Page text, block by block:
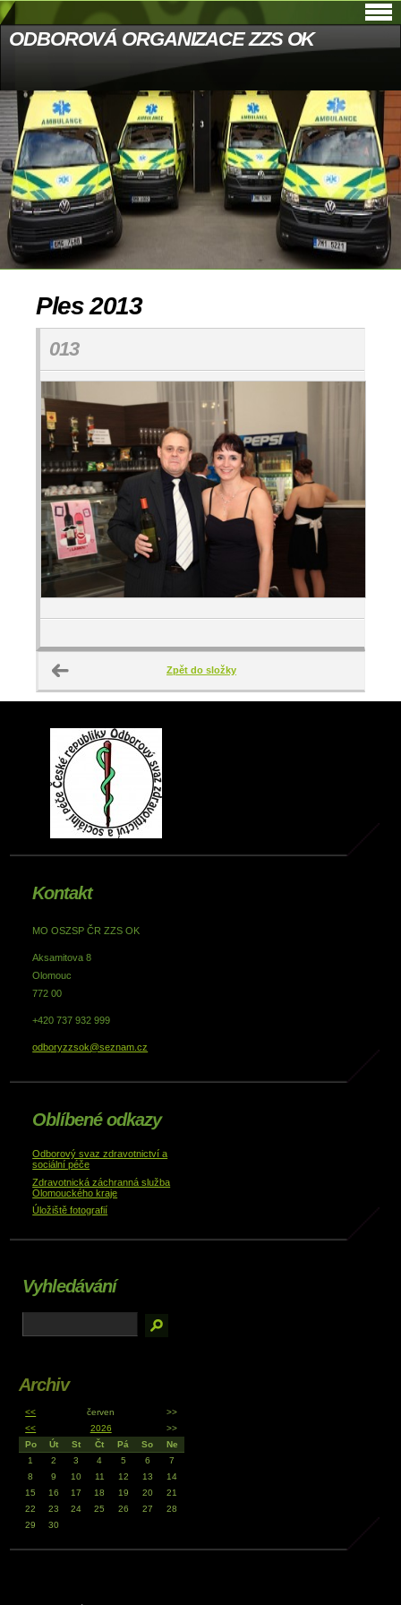
ODBOROVÁ ORGANIZACE ZZS OK
Ples 2013
013
Zpět do složky
Kontakt
MO OSZSP ČR ZZS OK
Aksamitova 8
Olomouc
772 00
+420 737 932 999
odboryzzsok@seznam.cz
Oblíbené odkazy
Odborový svaz zdravotnictví a
sociální péče
Zdravotnická záchranná služba
Olomouckého kraje
Úložiště fotografií
Vyhledávání
Archiv
<< červen
>>
<<
2026
>>
Po
Út St Čt Pá So
Ne
1
2 3 4 5 6
7
8
9 10 11 12 13
14
15
16 17 18 19 20
21
22
23 24 25 26 27
28
29
30